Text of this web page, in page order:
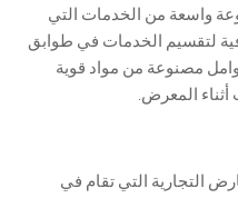
واسعة من الخدمات التي
لتقسيم الخدمات في طوابق
مصنوعة من مواد قوية
المعرض.
التجارية التي تقام في